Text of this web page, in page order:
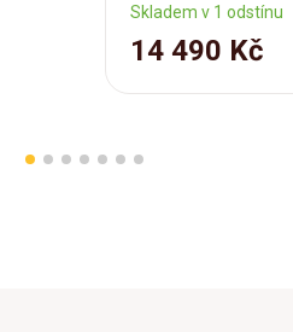
Skladem v 1 odstínu
14 490 Kč